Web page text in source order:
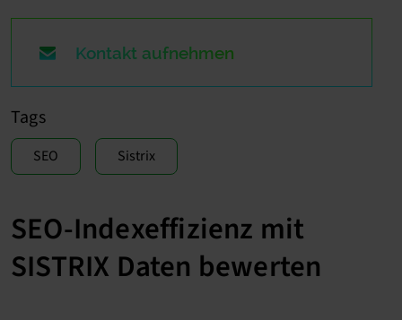
Kontakt aufnehmen
Tags
SEO Sistrix
SEO-Indexeffizienz mit
SISTRIX Daten bewerten